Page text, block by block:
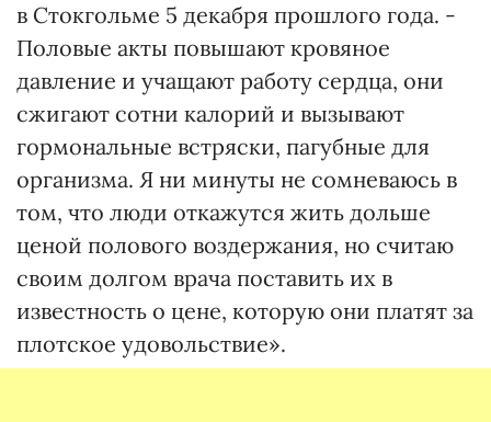
в Стокгольме 5 декабря прошлого года. -
Половые акты повышают кровяное
давление и учащают работу сердца, они
сжигают сотни калорий и вызывают
гормональные встряски, пагубные для
организма. Я ни минуты не сомневаюсь в
том, что люди откажутся жить дольше
ценой полового воздержания, но считаю
своим долгом врача поставить их в
известность о цене, которую они платят за
плотское удовольствие».